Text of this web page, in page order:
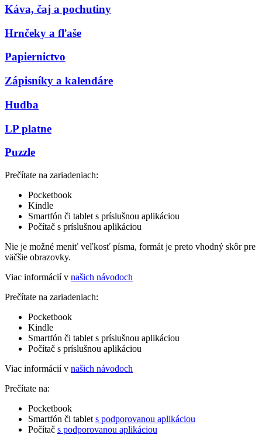
Káva, čaj a pochutiny
Hrnčeky a fľaše
Papiernictvo
Zápisníky a kalendáre
Hudba
LP platne
Puzzle
Prečítate na zariadeniach:
Pocketbook
Kindle
Smartfón či tablet s príslušnou aplikáciou
Počítač s príslušnou aplikáciou
Nie je možné meniť veľkosť písma, formát je preto vhodný skôr pre
väčšie obrazovky.
Viac informácií v našich návodoch
Prečítate na zariadeniach:
Pocketbook
Kindle
Smartfón či tablet s príslušnou aplikáciou
Počítač s príslušnou aplikáciou
Viac informácií v našich návodoch
Prečítate na:
Pocketbook
Smartfón či tablet s podporovanou aplikáciou
Počítač s podporovanou aplikáciou